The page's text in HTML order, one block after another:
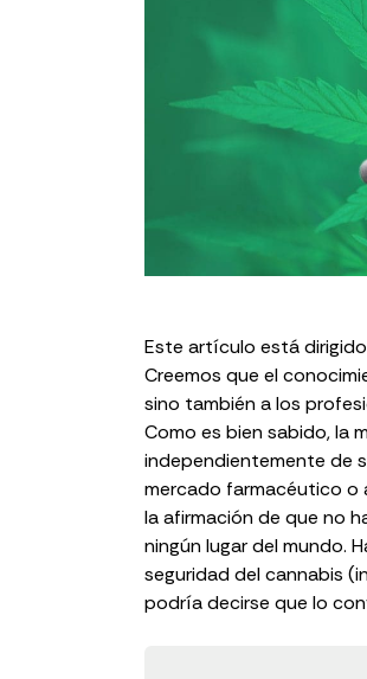
Este artículo está
Creemos que el
sino también a los
Como es bien sabido, la
independientemente de
mercado farmacéutico o
la afirmación de que no
ningún lugar del mundo.
seguridad del cannabis
podría decirse que lo